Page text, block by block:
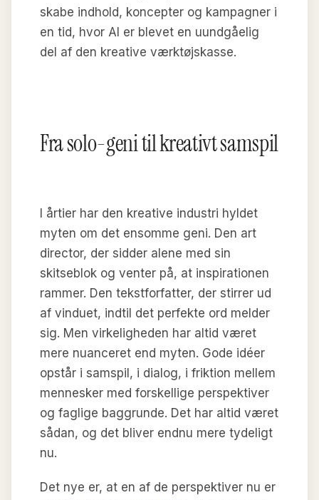
skabe indhold, koncepter og kampagner i
en tid, hvor AI er blevet en uundgåelig
del af den kreative værktøjskasse.
Fra solo-geni til kreativt samspil
I årtier har den kreative industri hyldet
myten om det ensomme geni. Den art
director, der sidder alene med sin
skitseblok og venter på, at inspirationen
rammer. Den tekstforfatter, der stirrer ud
af vinduet, indtil det perfekte ord melder
sig. Men virkeligheden har altid været
mere nuanceret end myten. Gode idéer
opstår i samspil, i dialog, i friktion mellem
mennesker med forskellige perspektiver
og faglige baggrunde. Det har altid været
sådan, og det bliver endnu mere tydeligt
nu.
Det nye er, at en af de perspektiver nu er